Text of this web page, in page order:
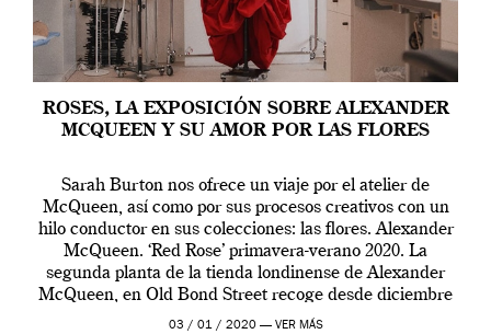
ROSES, LA EXPOSICIÓN SOBRE ALEXANDER
MCQUEEN Y SU AMOR POR LAS FLORES
Sarah Burton nos ofrece un viaje por el atelier de
McQueen, así como por sus procesos creativos con un
hilo conductor en sus colecciones: las flores. Alexander
McQueen. ‘Red Rose’ primavera-verano 2020. La
segunda planta de la tienda londinense de Alexander
McQueen, en Old Bond Street recoge desde diciembre
de 2019 hasta final de abril […]
03 / 01 / 2020 — VER MÁS